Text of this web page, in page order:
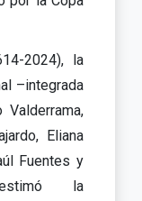
2024), la
–integrada
Eliana
Fuentes y
la